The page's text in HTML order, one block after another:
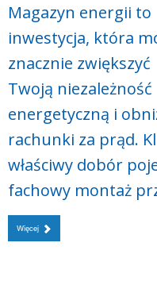
Magazyn energii to
inwestycja, która
znacznie zwiększyć
Twoją niezależność
energetyczną i
rachunki za prąd.
właściwy dobór
fachowy montaż
Więcej